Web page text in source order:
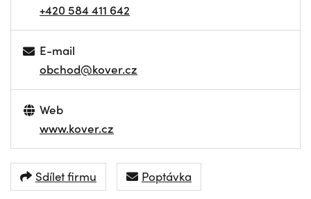
+420 584 411 642
E-mail
obchod@kover.cz
Web
www.kover.cz
Sdílet firmu Poptávka